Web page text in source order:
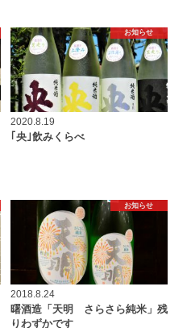
お知らせ
2020.8.19
｢央｣飲みくらべ
お知らせ
2018.8.24
曙酒造「天明 さらさら純米」残
りわずかです